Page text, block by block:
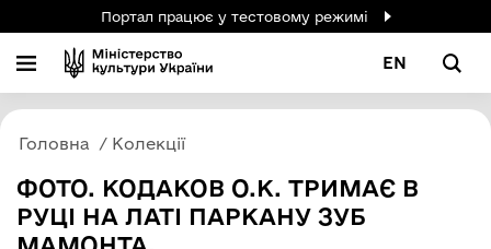
Портал працює у тестовому режимі
EN
Головна Колекції
ФОТО. КОДАКОВ О.К. ТРИМАЄ В
РУЦІ НА ЛАТІ ПАРКАНУ ЗУБ